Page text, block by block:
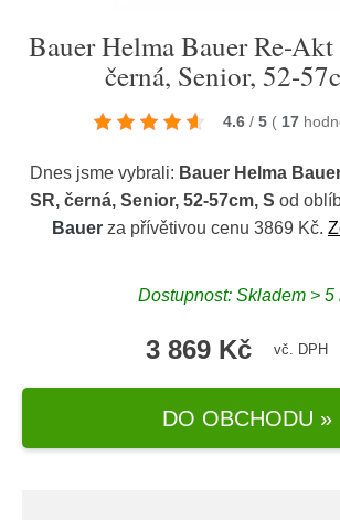
Bauer Helma Bauer Re-
černá, Senior, 52-
4.6 / 5 ( 17
Dnes jsme vybrali: Bauer Helma
SR, černá, Senior, 52-57cm, S od
Bauer za přívětivou cenu 3869 Kč.
Dostupnost: Skladem > 5
3 869 Kč vč. DPH
DO OBCHODU »